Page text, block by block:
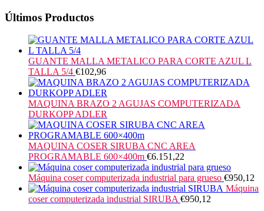
Últimos Productos
GUANTE MALLA METALICO PARA CORTE AZUL L
TALLA 5/4 €102,96
MAQUINA BRAZO 2 AGUJAS COMPUTERIZADA
DURKOPP ADLER
MAQUINA COSER SIRUBA CNC AREA
PROGRAMABLE 600×400m €6.151,22
Máquina coser computerizada industrial para grueso €950,12
Máquina
coser computerizada industrial SIRUBA €950,12